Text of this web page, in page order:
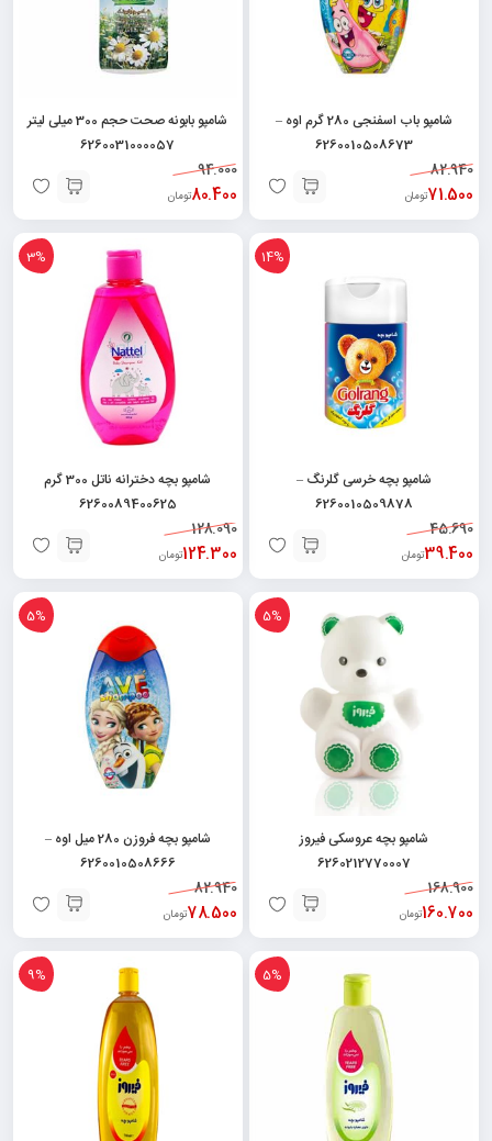
شامپو باب اسفنجی 280 گرم اوه –
6260010508673
82.940
71.500تومان
شامپو بابونه صحت حجم 300 میلی لیتر
6260031000057
94.000
80.400تومان
14%
شامپو بچه خرسی گلرنگ –
6260010509878
45.690
39.400تومان
3%
شامپو بچه دخترانه ناتل 300 گرم
6260089400625
128.090
124.300تومان
5%
شامپو بچه عروسکی فیروز
6260212770007
168.900
160.700تومان
5%
شامپو بچه فروزن 280 میل اوه –
6260010508666
82.940
78.500تومان
5%
9%